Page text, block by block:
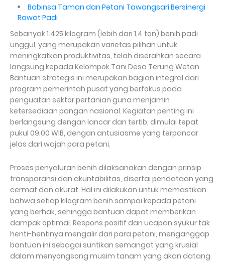
Babinsa Taman dan Petani Tawangsari Bersinergi
Rawat Padi
Sebanyak 1.425 kilogram (lebih dari 1,4 ton) benih padi
unggul, yang merupakan varietas pilihan untuk
meningkatkan produktivitas, telah diserahkan secara
langsung kepada Kelompok Tani Desa Terung Wetan.
Bantuan strategis ini merupakan bagian integral dari
program pemerintah pusat yang berfokus pada
penguatan sektor pertanian guna menjamin
ketersediaan pangan nasional. Kegiatan penting ini
berlangsung dengan lancar dan tertib, dimulai tepat
pukul 09.00 WIB, dengan antusiasme yang terpancar
jelas dari wajah para petani.
Proses penyaluran benih dilaksanakan dengan prinsip
transparansi dan akuntabilitas, disertai pendataan yang
cermat dan akurat. Hal ini dilakukan untuk memastikan
bahwa setiap kilogram benih sampai kepada petani
yang berhak, sehingga bantuan dapat memberikan
dampak optimal. Respons positif dan ucapan syukur tak
henti-hentinya mengalir dari para petani, menganggap
bantuan ini sebagai suntikan semangat yang krusial
dalam menyongsong musim tanam yang akan datang.